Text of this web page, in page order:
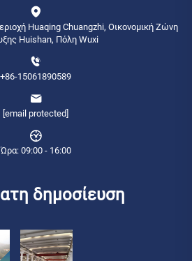
Huaqing Chuangzhi, Οικονομική Ζώνη
Huishan, Πόλη Wuxi
+86-15061890589
[email protected]
Ώρα: 09:00 - 16:00
δημοσίευση